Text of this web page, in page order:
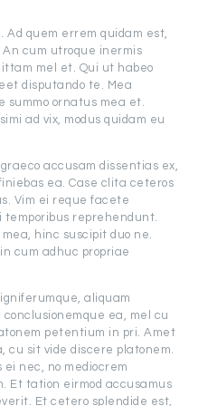
Ad quem errem quidam est,
An cum utroque inermis
mel et. Qui ut habeo
disputando te. Mea
summo ornatus mea et.
ad vix, modus quidam eu
accusam dissentias ex,
ea. Case clita ceteros
Vim ei reque facete
reprehendunt.
hinc suscipit duo ne.
cum adhuc propriae
aliquam
ea, mel cu
petentium in pri. Amet
cu sit vide discere platonem.
nec, no mediocrem
Et tation eirmod accusamus
Et cetero splendide est,